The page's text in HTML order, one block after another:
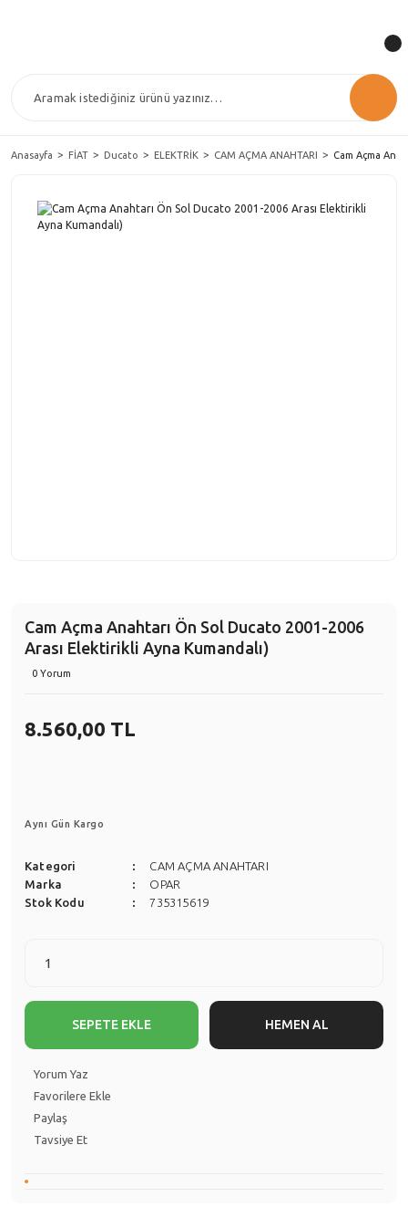
Anasayfa FİAT Ducato ELEKTRİK CAM AÇMA ANAHTARI Cam Açma
Cam Açma Anahtarı Ön Sol Ducato 2001-2006
Arası Elektirikli Ayna Kumandalı)
0 Yorum
8.560,00 TL
Aynı Gün Kargo
Kategori
CAM AÇMA ANAHTARI
Marka
OPAR
Stok Kodu
735315619
SEPETE EKLE HEMEN AL
Yorum Yaz
Paylaş
Tavsiye Et